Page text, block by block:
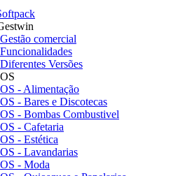
comercial
Versões
- Alimentação
- Bares e Discotecas
- Bombas Combustivel
- Cafetaria
- Estética
- Lavandarias
- Moda